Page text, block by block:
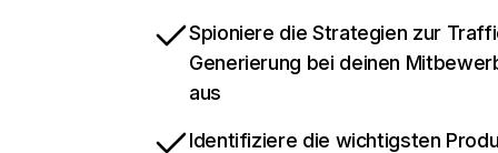
Spioniere die Strategien zur
Generierung bei deinen
aus
Identifiziere die wichtigsten